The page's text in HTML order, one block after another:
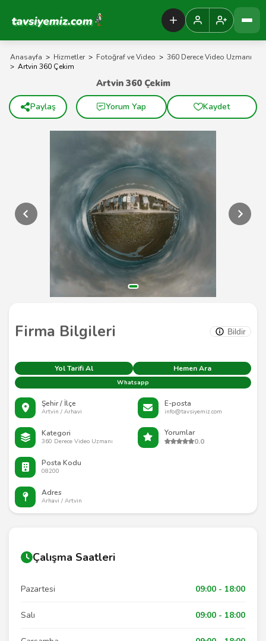
Tavsiyemiz Anasayfa
Anasayfa > Hizmetler > Fotoğraf ve Video > 360 Derece Video Uzmanı
> Artvin 360 Çekim
Firma Bilgileri Bildir
Yol Tarifi Al Hemen Ara
Whatsapp
Şehir / İlçe
Artvin / Arhavi
E-posta
info@tavsiyemiz.com
Kategori
360 Derece Video Uzmanı
Yorumlar
0.0
Posta Kodu
08200
Adres
Arhavi / Artvin
Artvin 360 Çekim
Paylaş Yorum Yap Kaydet
Çalışma Saatleri
Pazartesi 09:00 - 18:00
Salı 09:00 - 18:00